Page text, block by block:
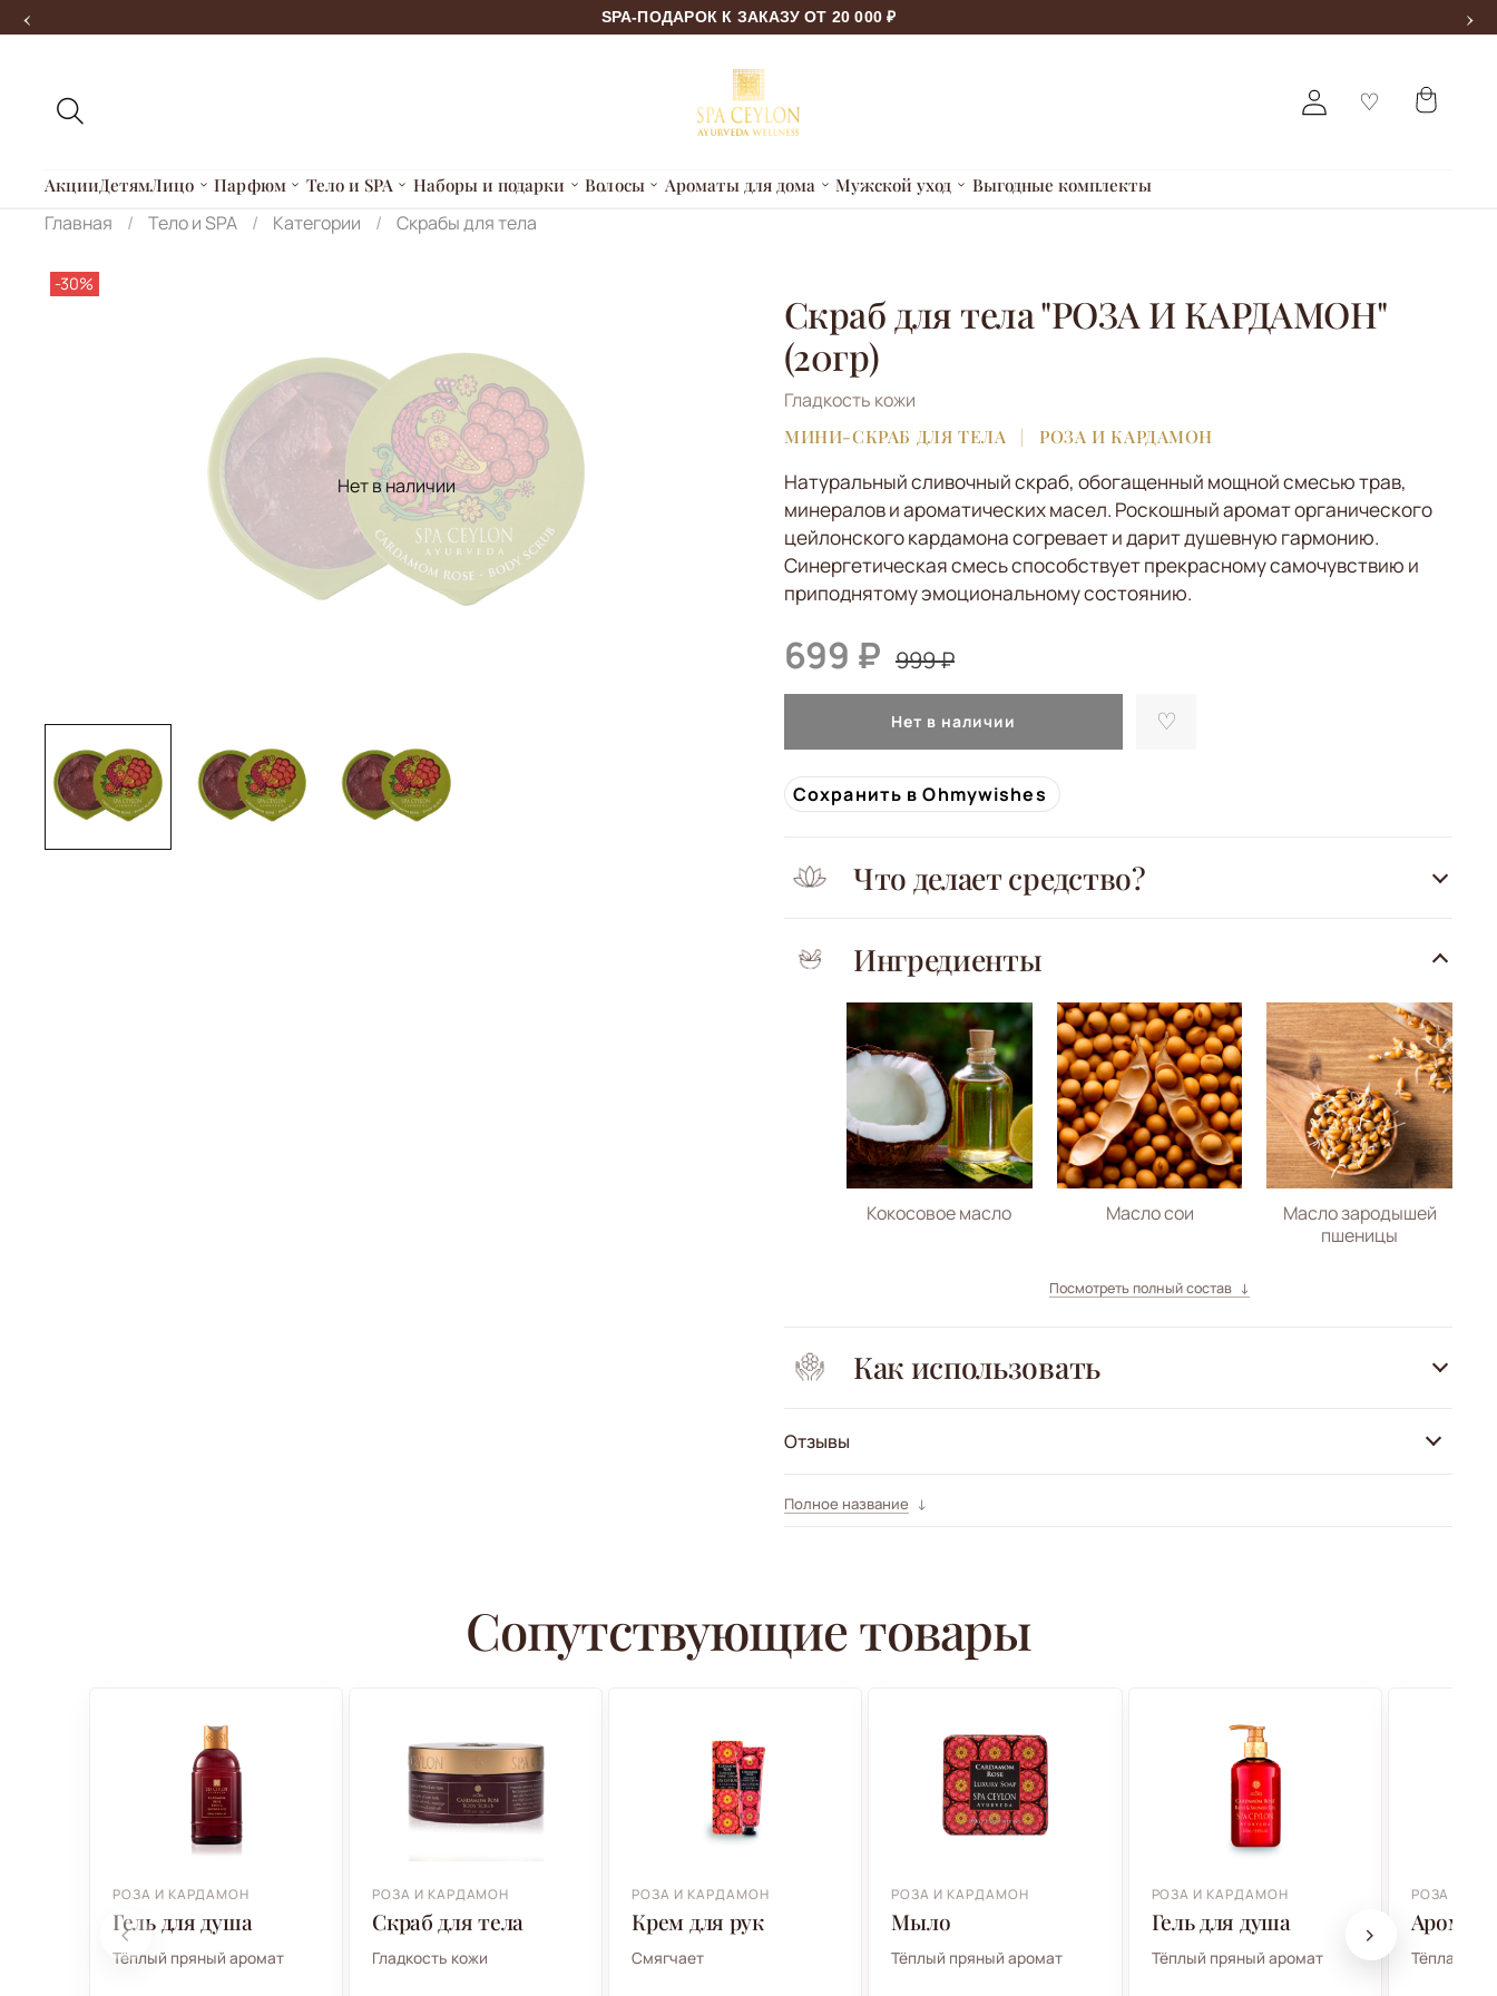
‹ SPA-ПОДАРОК К ЗАКАЗУ ОТ 20 000 ₽ ›
АкцииДетямЛицо Парфюм Тело и SPA Наборы и подарки Волосы Ароматы для дома Мужской уход Выгодные комплекты
Главная Тело и SPA Категории Скрабы для тела
Нет в наличии
-30%
Скраб для тела "РОЗА И КАРДАМОН"
(20гр)
699 ₽ 999 ₽
Нет в наличии
Сохранить в Ohmywishes
Гладкость кожи
МИНИ-СКРАБ ДЛЯ ТЕЛА РОЗА И КАРДАМОН
Натуральный сливочный скраб, обогащенный мощной смесью трав,
минералов и ароматических масел. Роскошный аромат органического
цейлонского кардамона согревает и дарит душевную гармонию.
Синергетическая смесь способствует прекрасному самочувствию и
приподнятому эмоциональному состоянию.
Что делает средство?
Ингредиенты
Кокосовое масло Масло сои
Масло зародышей
пшеницы
Посмотреть полный состав
Как использовать
Отзывы
Полное название
Сопутствующие товары
РОЗА И КАРДАМОН
Гель для душа
Тёплый пряный аромат
РОЗА И КАРДАМОН
Скраб для тела
Гладкость кожи
РОЗА И КАРДАМОН
Крем для рук
Смягчает
РОЗА И КАРДАМОН
Мыло
Тёплый пряный аромат
РОЗА И КАРДАМОН
Гель для душа
Тёплый пряный аромат
РОЗА И
Тёплая